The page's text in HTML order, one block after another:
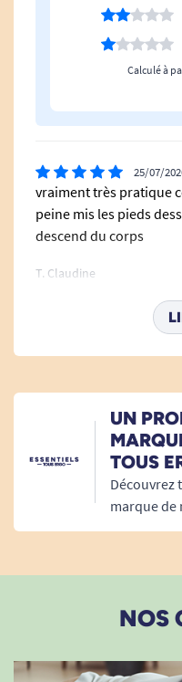
MATIÈRE :Diatomite
ENTRETIEN :
USAGE: produit à
Calculé à
25/07/
vraiment très pratique
peine mis les pieds
descend du corps
T. Claudine
10/07/
Le produit correspond
L. Jean-Michel
03/07/
Très bien article de
E. BOUDET
Pour l instant très bien
UN
TOUS
Découvrez
marque de
NOS